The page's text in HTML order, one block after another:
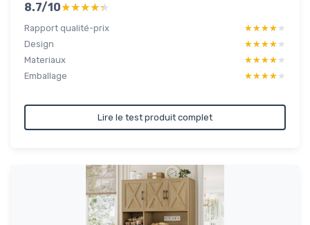
8.7/10★★★★★
★★★★★
Rapport qualité-prix ★★★★★
★★★★★
Design
★★★★★
★★★★★
Materiaux
★★★★★
★★★★★
Emballage
★★★★★
★★★★★
Lire le test produit complet